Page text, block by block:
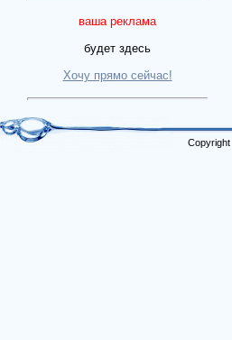
ваша реклама
будет здесь
Хочу прямо сейчас!